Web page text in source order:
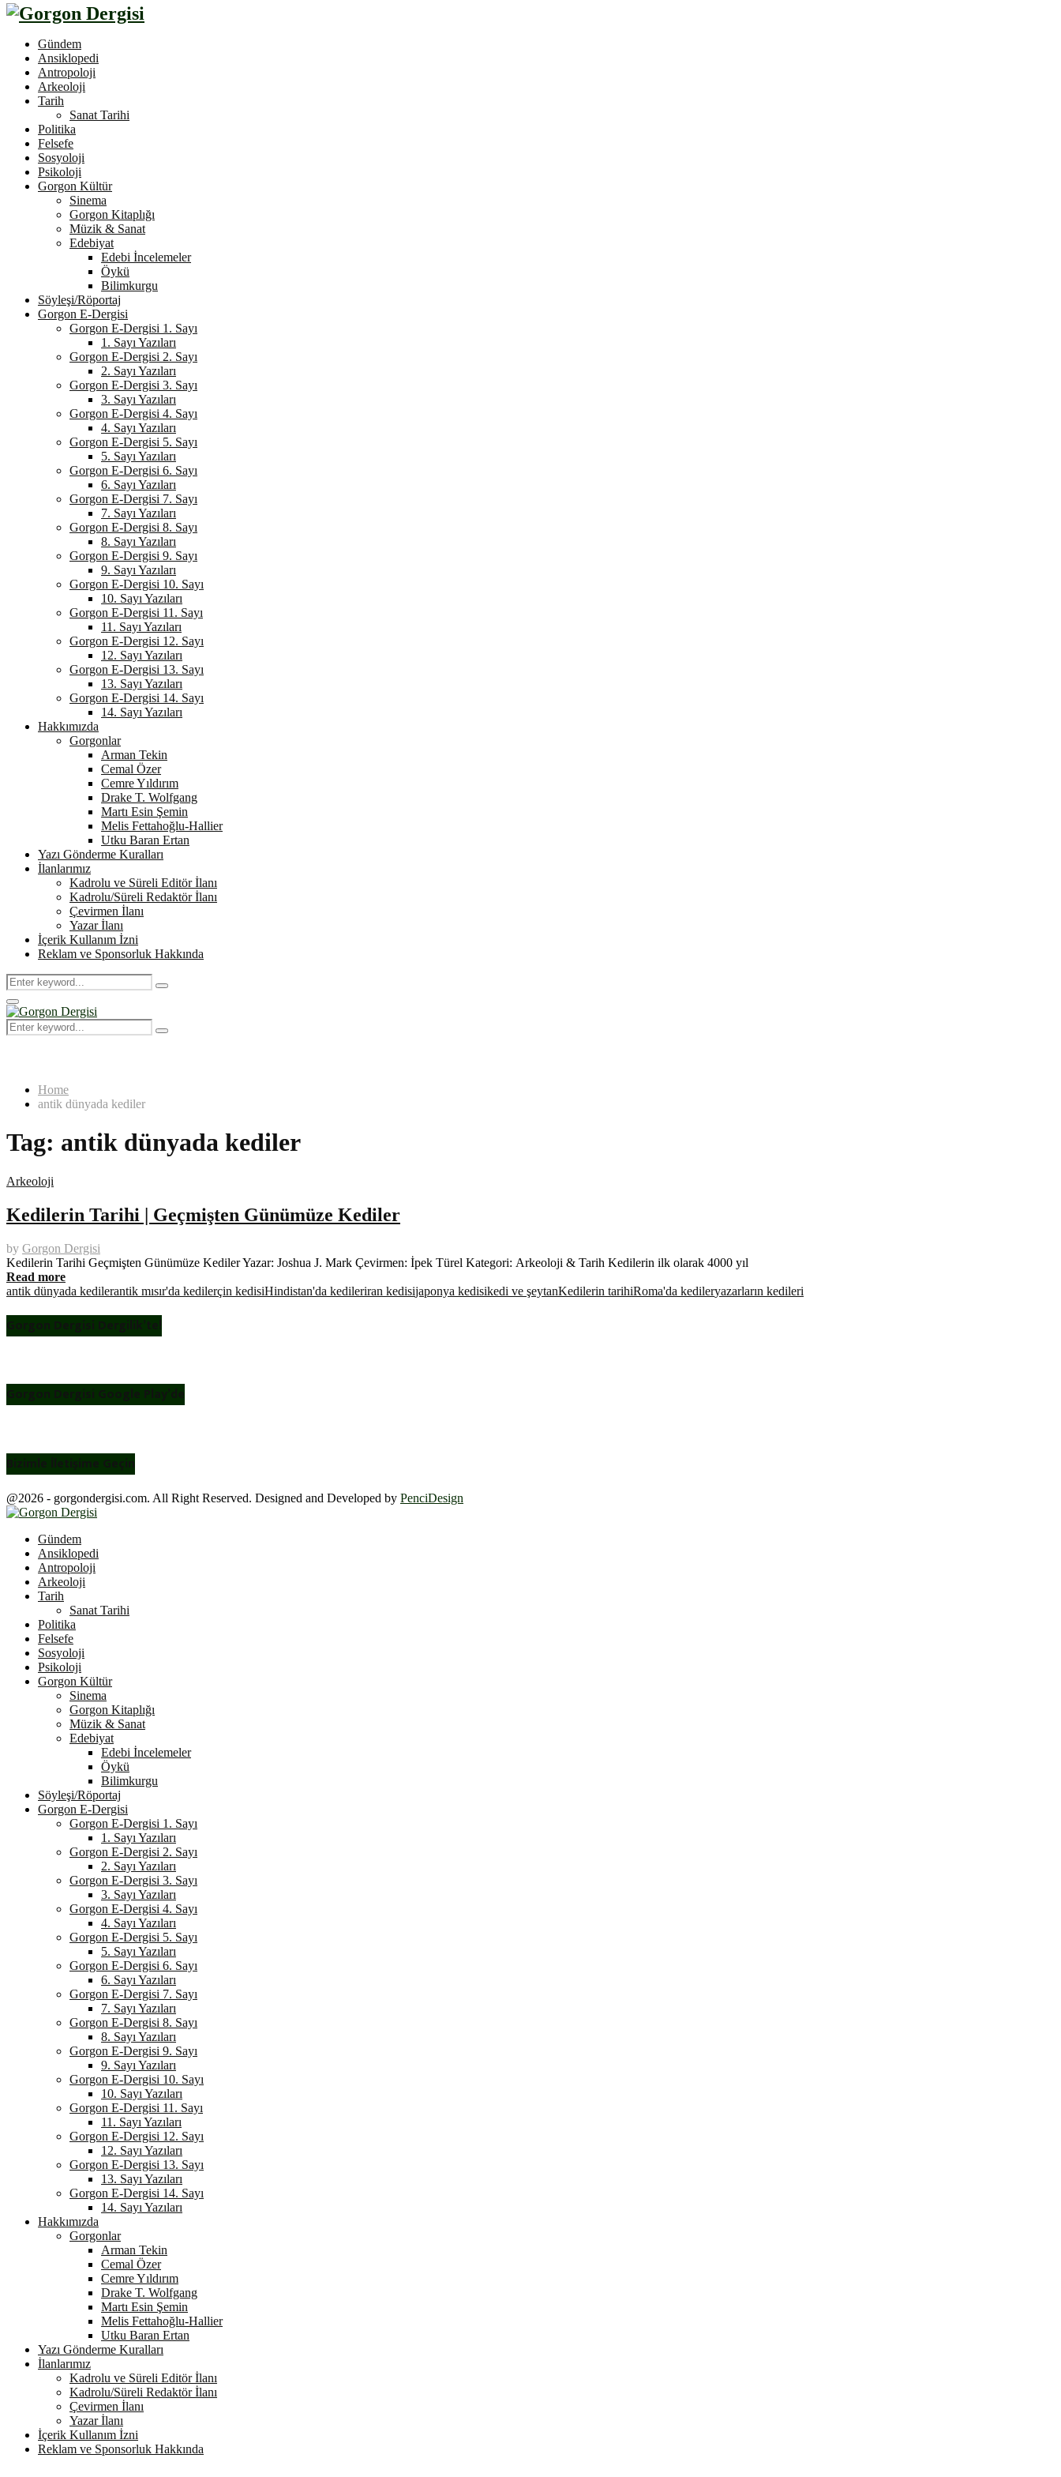
Gündem
Ansiklopedi
Antropoloji
Arkeoloji
Tarih
Sanat Tarihi
Politika
Felsefe
Sosyoloji
Psikoloji
Gorgon Kültür
Sinema
Gorgon Kitaplığı
Müzik & Sanat
Edebiyat
Edebi İncelemeler
Öykü
Bilimkurgu
Söyleşi/Röportaj
Gorgon E-Dergisi
Gorgon E-Dergisi 1. Sayı
1. Sayı Yazıları
Gorgon E-Dergisi 2. Sayı
2. Sayı Yazıları
Gorgon E-Dergisi 3. Sayı
3. Sayı Yazıları
Gorgon E-Dergisi 4. Sayı
4. Sayı Yazıları
Gorgon E-Dergisi 5. Sayı
5. Sayı Yazıları
Gorgon E-Dergisi 6. Sayı
6. Sayı Yazıları
Gorgon E-Dergisi 7. Sayı
7. Sayı Yazıları
Gorgon E-Dergisi 8. Sayı
8. Sayı Yazıları
Gorgon E-Dergisi 9. Sayı
9. Sayı Yazıları
Gorgon E-Dergisi 10. Sayı
10. Sayı Yazıları
Gorgon E-Dergisi 11. Sayı
11. Sayı Yazıları
Gorgon E-Dergisi 12. Sayı
12. Sayı Yazıları
Gorgon E-Dergisi 13. Sayı
13. Sayı Yazıları
Gorgon E-Dergisi 14. Sayı
14. Sayı Yazıları
Hakkımızda
Gorgonlar
Arman Tekin
Cemal Özer
Cemre Yıldırım
Drake T. Wolfgang
Martı Esin Şemin
Melis Fettahoğlu-Hallier
Utku Baran Ertan
Yazı Gönderme Kuralları
İlanlarımız
Kadrolu ve Süreli Editör İlanı
Kadrolu/Süreli Redaktör İlanı
Çevirmen İlanı
Yazar İlanı
İçerik Kullanım İzni
Reklam ve Sponsorluk Hakkında
Search
for:
Search
Primary
Menu
Search
for:
Search
Home
antik dünyada kediler
Tag: antik dünyada kediler
Arkeoloji
Kedilerin Tarihi | Geçmişten Günümüze Kediler
by Gorgon Dergisi
Kedilerin Tarihi Geçmişten Günümüze Kediler Yazar: Joshua J. Mark Çevirmen: İpek Türel Kategori: Arkeoloji & Tarih Kedilerin ilk olarak 4000 yıl
Read more
antik dünyada kedilerantik mısır'da kedilerçin kedisiHindistan'da kedileriran kedisijaponya kedisikedi ve şeytanKedilerin tarihiRoma'da kedileryazarların kedileri
Gorgon Dergisi Dergilik’te!
Gorgon Dergisi Google Play’de
Bizimle İletişime Geçin
@2026 - gorgondergisi.com. All Right Reserved. Designed and Developed by PenciDesign
Gündem
Ansiklopedi
Antropoloji
Arkeoloji
Tarih
Sanat Tarihi
Politika
Felsefe
Sosyoloji
Psikoloji
Gorgon Kültür
Sinema
Gorgon Kitaplığı
Müzik & Sanat
Edebiyat
Edebi İncelemeler
Öykü
Bilimkurgu
Söyleşi/Röportaj
Gorgon E-Dergisi
Gorgon E-Dergisi 1. Sayı
1. Sayı Yazıları
Gorgon E-Dergisi 2. Sayı
2. Sayı Yazıları
Gorgon E-Dergisi 3. Sayı
3. Sayı Yazıları
Gorgon E-Dergisi 4. Sayı
4. Sayı Yazıları
Gorgon E-Dergisi 5. Sayı
5. Sayı Yazıları
Gorgon E-Dergisi 6. Sayı
6. Sayı Yazıları
Gorgon E-Dergisi 7. Sayı
7. Sayı Yazıları
Gorgon E-Dergisi 8. Sayı
8. Sayı Yazıları
Gorgon E-Dergisi 9. Sayı
9. Sayı Yazıları
Gorgon E-Dergisi 10. Sayı
10. Sayı Yazıları
Gorgon E-Dergisi 11. Sayı
11. Sayı Yazıları
Gorgon E-Dergisi 12. Sayı
12. Sayı Yazıları
Gorgon E-Dergisi 13. Sayı
13. Sayı Yazıları
Gorgon E-Dergisi 14. Sayı
14. Sayı Yazıları
Hakkımızda
Gorgonlar
Arman Tekin
Cemal Özer
Cemre Yıldırım
Drake T. Wolfgang
Martı Esin Şemin
Melis Fettahoğlu-Hallier
Utku Baran Ertan
Yazı Gönderme Kuralları
İlanlarımız
Kadrolu ve Süreli Editör İlanı
Kadrolu/Süreli Redaktör İlanı
Çevirmen İlanı
Yazar İlanı
İçerik Kullanım İzni
Reklam ve Sponsorluk Hakkında